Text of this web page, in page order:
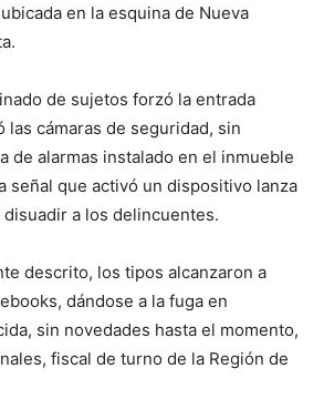
en la esquina de Nueva
de sujetos forzó la entrada
las cámaras de seguridad, sin
de alarmas instalado en el inmueble
señal que activó un dispositivo lanza
a los delincuentes.
descrito, los tipos alcanzaron a
dándose a la fuga en
sin novedades hasta el momento,
fiscal de turno de la Región de